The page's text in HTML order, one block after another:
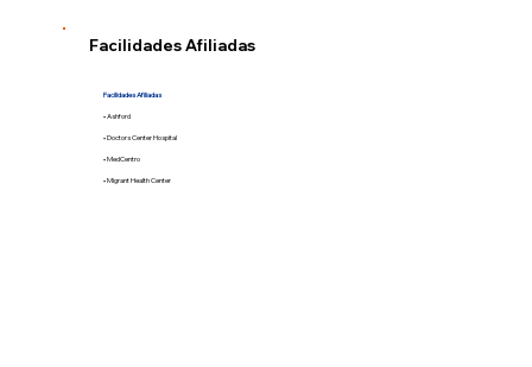
Facilidades Afiliadas
Facilidades Afiliadas
• Ashford
• Doctors Center Hospital
• MedCentro
• Migrant Health Center